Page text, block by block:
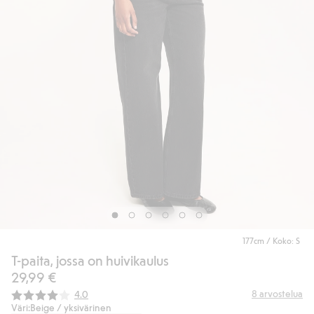
177cm / Koko: S
T-paita, jossa on huivikaulus
29,99 €
Keskimääräinen luokitus:
4.0 8 arvostelua
Väri:Beige / yksivärinen